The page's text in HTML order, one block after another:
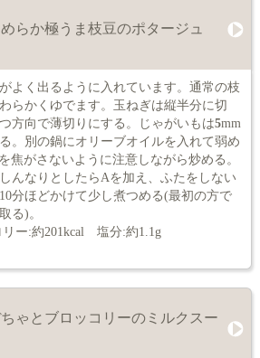
らか極うま枝豆のポタージュ
よく出るように入れています。通常の枝
らかくゆでます。玉ねぎは縦半分に切
方向で薄切りにする。じゃがいもは5mm
。別の鍋にオリーブオイルを入れて弱め
焦がさないように注意しながら炒める。
んなりとしたらAを加え、ふたをしない
分ほどかけて少し煮つめる(最初の方で
る)。
ー:約201kcal 塩分:約1.1g
ゃとブロッコリーのミルクスー